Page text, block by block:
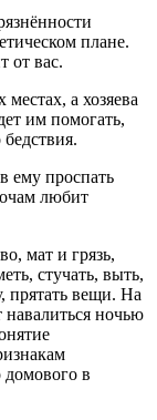
плане.
от вас.
а хозяева
им помогать,
ему проспать
любит
мат и грязь,
стучать, выть,
прятать вещи. На
навалиться ночью
домового в